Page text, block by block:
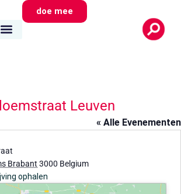
doe mee
Leuven
« Alle Evenementen
Brabant 3000 Belgium
ophalen